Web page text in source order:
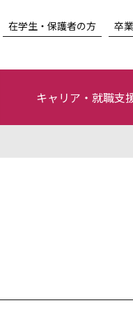
在学生・保護者の方 卒
キャリア・就職支